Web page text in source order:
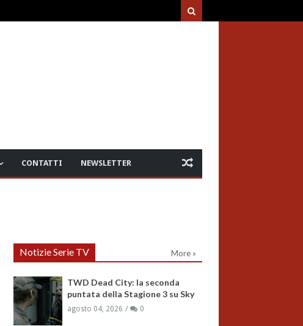
CONTATTI NEWSLETTER
Notizie Serie TV More »
TWD Dead City: la seconda
puntata della Stagione 3 su Sky
agosto 04, 2026 0